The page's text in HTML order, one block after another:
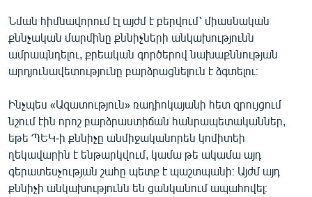
Նման հիմնավորում էլ այժմ է բերվում՝ միասնական
քննչական մարմինը քննիչների անկախությունն
ամրապնդելու, քրեական գործերով նախաքննության
արդյունավետությունը բարձրացնելուն է ձգտելու։
Ինչպես «Ազատություն» ռադիոկայանի հետ զրույցում
նշում էին որոշ բարձրաստիճան հանրապետականներ,
եթե ՊԵԿ-ի քննիչը անմիջականորեն կոմիտեի
ղեկավարին է ենթարկվում, կամա թե ակամա այդ
գերատեսչության շահը պետք է պաշտպանի։ Այժմ այդ
քննիչի անկախությունն են ցանկանում ապահովել։